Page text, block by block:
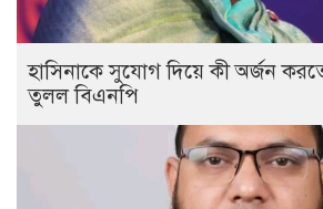
হাসিনাকে সুযোগ দিয়ে কী অর্জন
তুলল বিএনপি